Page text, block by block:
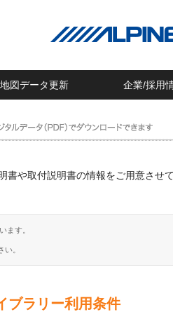
地図データ更新 企業/採用
や取付説明書の情報をご用意させ
ます。
。
ブラリー利用条件